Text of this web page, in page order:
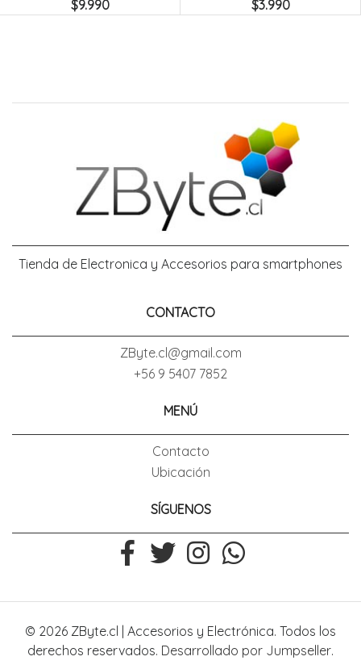
Tienda de Electronica y Accesorios para smartphones
CONTACTO
ZByte.cl@gmail.com
+56 9 5407 7852
MENÚ
Contacto
Ubicación
SÍGUENOS
© 2026 ZByte.cl | Accesorios y Electrónica. Todos los
derechos reservados. Desarrollado por Jumpseller.